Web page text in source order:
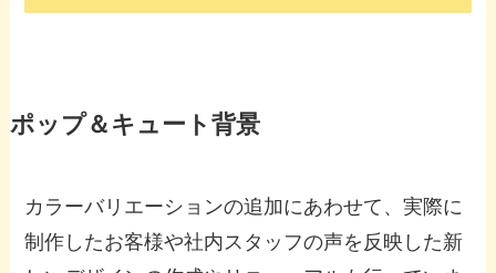
ポップ＆キュート背景
カラーバリエーションの追加にあわせて、実際に
制作したお客様や社内スタッフの声を反映した新